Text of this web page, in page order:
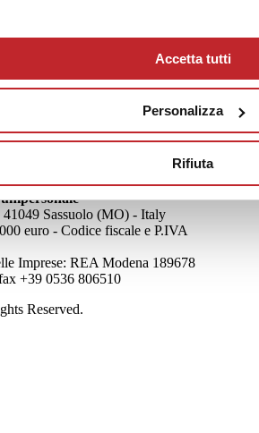
Accetta tutti
Personalizza
Rifiuta
Sassuolo (MO) - Italy
euro - Codice fiscale e P.IVA
Imprese: REA Modena 189678
+39 0536 806510
Reserved.